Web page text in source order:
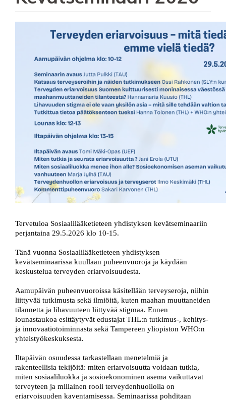
Tervetuloa Sosiaalilääketieteen yhdistyksen kevätseminaariin
perjantaina 29.5.2026 klo 10-15.
Tänä vuonna Sosiaalilääketieteen yhdistyksen
kevätseminaarissa kuullaan puheenvuoroja ja käydään
keskustelua terveyden eriarvoisuudesta.
Aamupäivän puheenvuoroissa käsitellään terveyseroja, niihin
liittyvää tutkimusta sekä ilmiöitä, kuten maahan muuttaneiden
tilannetta ja lihavuuteen liittyvää stigmaa. Ennen
lounastaukoa esittäytyvät edustajat THL:n tutkimus-, kehitys-
ja innovaatiotoiminnasta sekä Tampereen yliopiston WHO:n
yhteistyökeskuksesta.
Iltapäivän osuudessa tarkastellaan menetelmiä ja
rakenteellisia tekijöitä: miten eriarvoisuutta voidaan tutkia,
miten sosiaaliluokka ja sosioekonominen asema vaikuttavat
terveyteen ja millainen rooli terveydenhuollolla on
eriarvoisuuden kaventamisessa. Seminaarissa pohditaan